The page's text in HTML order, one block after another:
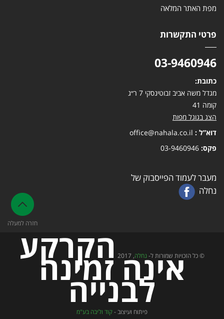
מפת האתר המלאה
פרטי התקשרות
03-9460946
כתובת:
מגדל משה אביב זבוטינסקי 7 ר״ג
קומה 41
הצג בגוגל מפות
דוא”ל : office@nahala.co.il
פקס:
מעבר לעמוד הפייסבוק של
נחלה
חזרה למעלה
© כל הזכויות שמורות ל-נחלה, 2017 הקרקע
אינה זמינה
לבנייה
פיתוח ועיצוב -קוד וליבה בע"מ